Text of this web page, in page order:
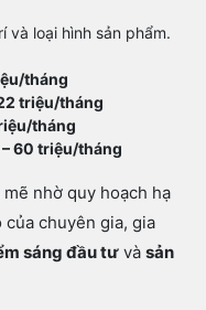
và loại hình sản phẩm.
tháng
triệu/tháng
tháng
60 triệu/tháng
nhờ quy hoạch hạ
chuyên gia, gia
sáng đầu tư và sản